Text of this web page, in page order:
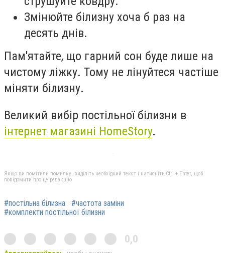
Змінюйте білизну хоча б раз на
десять днів.
Пам'ятайте, що гарний сон буде лише на
чистому ліжку. Тому не лінуйтеся частіше
міняти білизну.
Великий вибір постільної білизни в
інтернет магазині HomeStory.
Якщо ви помітили помилку, виділіть необхідний текст і натисніть Ctrl + Enter, щоб
повідомити про це редакцію
#постільна білизна
#частота заміни
#комплекти постільної білизни
0,0